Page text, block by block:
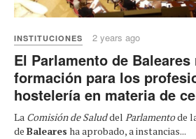
INSTITUCIONES 2 years ago
El Parlamento de Baleares
formación para los
hostelería en materia de
La Comisión de Saluddel Parlamentode
de Baleares ha aprobado, a instancias...